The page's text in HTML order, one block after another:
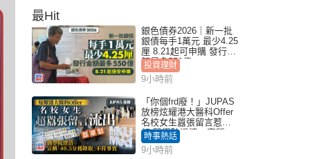
最Hit
銀色債券2026｜新一批
銀債每手1萬元 最少4.25
厘 8.21起可申購 發行金
額最多550億
投資理財
9小時前
「你個frd廢！」JUPAS
放榜炫耀港大醫科Offer
名校女生囂張留言惹眾
怒 醫學院澄清：宣稱
「40.5分獲錄取」不符事
實｜Juicy叮
時事熱話
9小時前